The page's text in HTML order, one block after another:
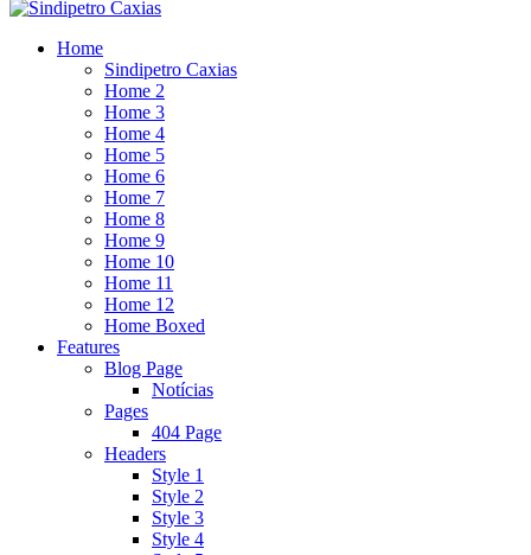
Home
Sindipetro Caxias
Home 2
Home 3
Home 4
Home 5
Home 6
Home 7
Home 8
Home 9
Home 10
Home 11
Home 12
Home Boxed
Features
Blog Page
Notícias
Pages
404 Page
Headers
Style 1
Style 2
Style 3
Style 4